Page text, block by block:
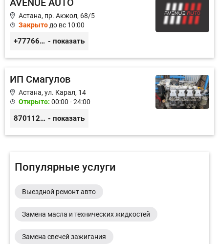
Астана, пр. Акжол, 68/5
Закрыто до вс 10:00
+77766857788 - показать
ИП Смагулов
Астана, ул. Карал, 14
Открыто: 00:00 - 24:00
87011245925 - показать
Популярные услуги
Выездной ремонт авто
Замена масла и технических жидкостей
Замена свечей зажигания